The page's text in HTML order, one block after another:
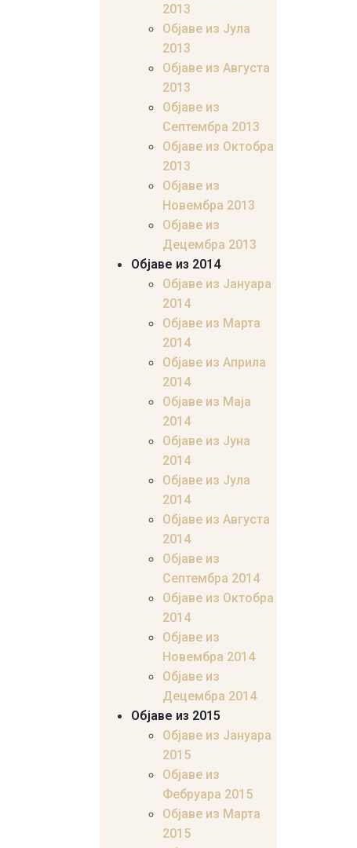
2013
Објаве из Јула
2013
Објаве из Августа
2013
Објаве из
Септембра 2013
Објаве из Октобра
2013
Објаве из
Новембра 2013
Објаве из
Децембра 2013
Објаве из 2014
Објаве из Јануара
2014
Објаве из Марта
2014
Објаве из Априла
2014
Објаве из Маја
2014
Објаве из Јуна
2014
Објаве из Јула
2014
Објаве из Августа
2014
Објаве из
Септембра 2014
Објаве из Октобра
2014
Објаве из
Новембра 2014
Објаве из
Децембра 2014
Објаве из 2015
Објаве из Јануара
2015
Објаве из
Фебруара 2015
Објаве из Марта
2015